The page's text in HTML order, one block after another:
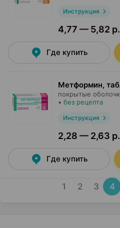
Инструкция
4,77 — 5,82 р.
Где купить
Метформин,
покрытые
• без рецепта
Инструкция
2,28 — 2,63 р.
Где купить
1 2 3 4